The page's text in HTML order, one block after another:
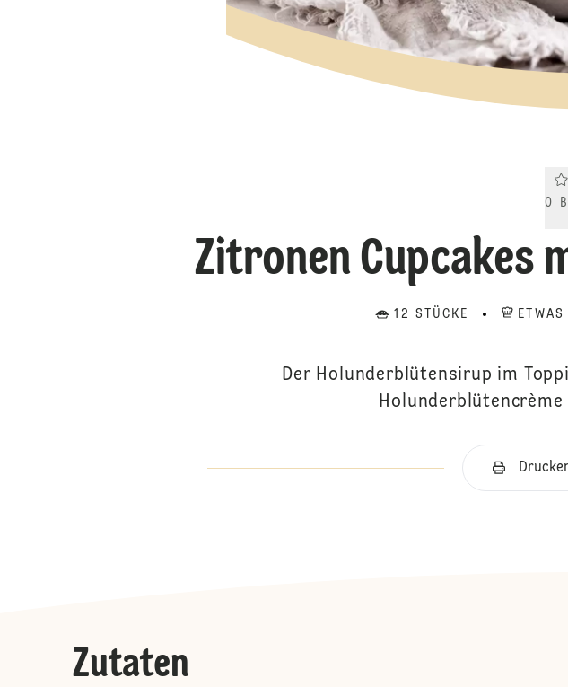
0
Zitronen Cupcakes
12 STÜCKE
Der Holunderblütensirup im
Zutaten